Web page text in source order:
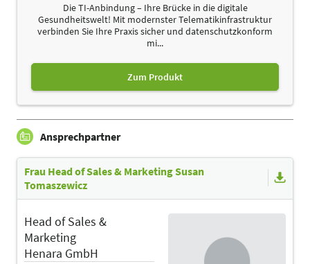
Die TI-Anbindung – Ihre Brücke in die digitale
Gesundheitswelt! Mit modernster Telematikinfrastruktur
verbinden Sie Ihre Praxis sicher und datenschutzkonform
mi...
Zum Produkt
Ansprechpartner
Frau Head of Sales & Marketing Susan
Tomaszewicz
Head of Sales &
Marketing
Henara GmbH